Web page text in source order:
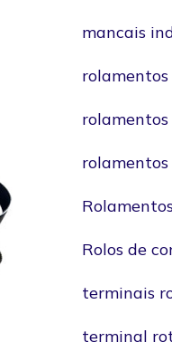
mancais
rolamentos
Rolos de
terminais
terminal